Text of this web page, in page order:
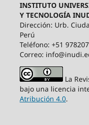
INSTITUTO
Y TECNOLOGÍA
Dirección: Urb.
Perú
Teléfono: +51
Correo:
La
bajo una licencia
Atribución 4.0.